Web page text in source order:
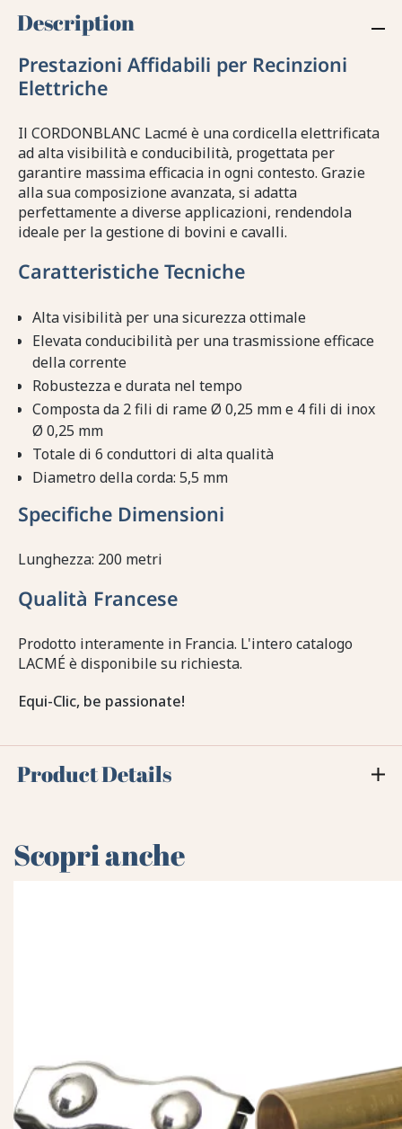
Description
Prestazioni Affidabili per Recinzioni
Elettriche
Il CORDONBLANC Lacmé è una cordicella elettrificata
ad alta visibilità e conducibilità, progettata per
garantire massima efficacia in ogni contesto. Grazie
alla sua composizione avanzata, si adatta
perfettamente a diverse applicazioni, rendendola
ideale per la gestione di bovini e cavalli.
Caratteristiche Tecniche
Alta visibilità per una sicurezza ottimale
Elevata conducibilità per una trasmissione efficace
della corrente
Robustezza e durata nel tempo
Composta da 2 fili di rame Ø 0,25 mm e 4 fili di inox
Ø 0,25 mm
Totale di 6 conduttori di alta qualità
Diametro della corda: 5,5 mm
Specifiche Dimensioni
Lunghezza: 200 metri
Qualità Francese
Prodotto interamente in Francia. L'intero catalogo
LACMÉ è disponibile su richiesta.
Equi-Clic, be passionate!
Product Details
Scopri anche